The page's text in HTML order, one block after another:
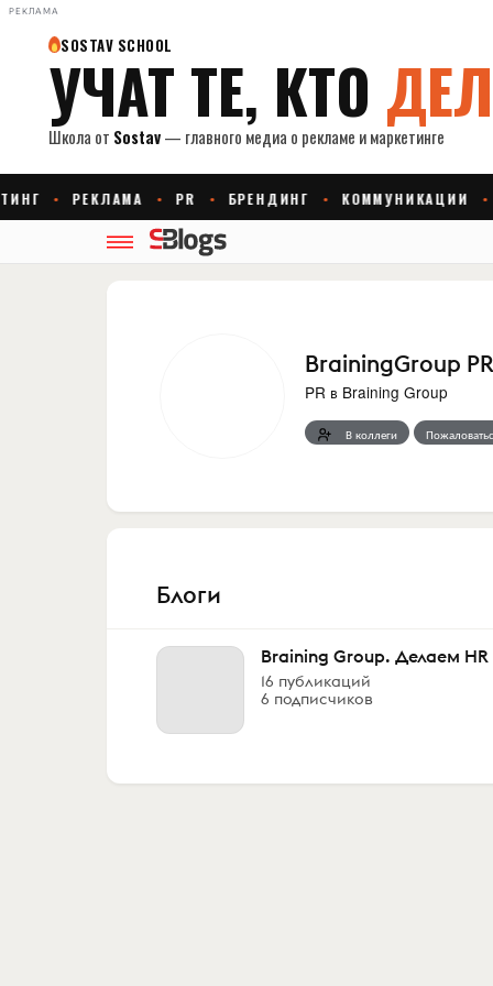
РЕКЛАМА
BrainingGroup PR
PR в Braining Group
В коллеги
Блоги
Braining Group. Делаем HR
16 публикаций
6 подписчиков